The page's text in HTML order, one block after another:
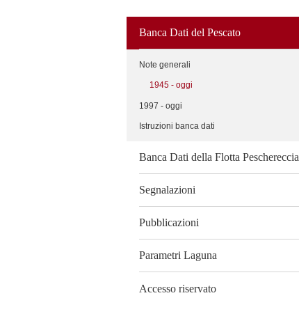
Banca Dati del Pescato
Note generali
1945 - oggi
1997 - oggi
Istruzioni banca dati
Banca Dati della Flotta Peschereccia
Segnalazioni
Pubblicazioni
Parametri Laguna
Accesso riservato